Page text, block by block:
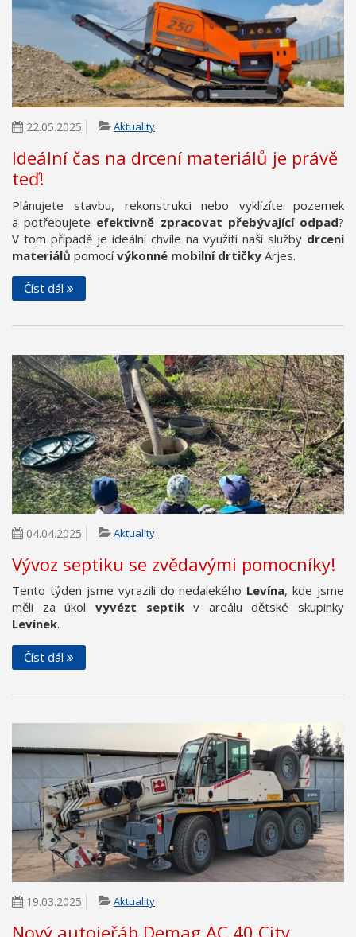
22.05.2025 Aktuality
Ideální čas na drcení materiálů je právě
teď!
Plánujete stavbu, rekonstrukci nebo vyklízíte pozemek
a potřebujete efektivně zpracovat přebývající odpad?
V tom případě je ideální chvíle na využití naší služby drcení
materiálů pomocívýkonné mobilní drtičky Arjes.
Číst dál
04.04.2025 Aktuality
Vývoz septiku se zvědavými pomocníky!
Tento týden jsme vyrazili do nedalekého Levína, kde jsme
měli za úkol vyvézt septikv areálu dětské skupinky
Levínek.
Číst dál
19.03.2025 Aktuality